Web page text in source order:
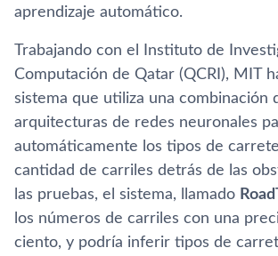
aprendizaje automático.
Trabajando con el Instituto de
Computación de Qatar (QCRI), MIT
sistema que utiliza una combinación
arquitecturas de redes neuronales
automáticamente los tipos de
cantidad de carriles detrás de las
las pruebas, el sistema, llamado
los números de carriles con una
ciento, y podría inferir tipos de